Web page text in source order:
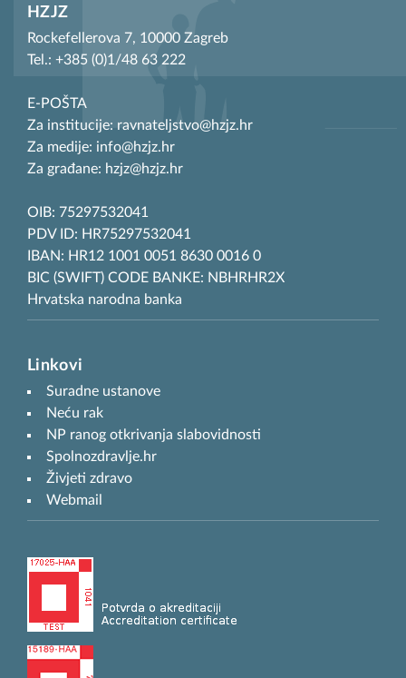
HZJZ
Rockefellerova 7, 10000 Zagreb
Tel.: +385 (0)1/48 63 222
E-POŠTA
Za institucije: ravnateljstvo@hzjz.hr
Za medije: info@hzjz.hr
Za građane: hzjz@hzjz.hr
OIB: 75297532041
PDV ID: HR75297532041
IBAN: HR12 1001 0051 8630 0016 0
BIC (SWIFT) CODE BANKE: NBHRHR2X
Hrvatska narodna banka
Linkovi
Suradne ustanove
Neću rak
NP ranog otkrivanja slabovidnosti
Spolnozdravlje.hr
Živjeti zdravo
Webmail